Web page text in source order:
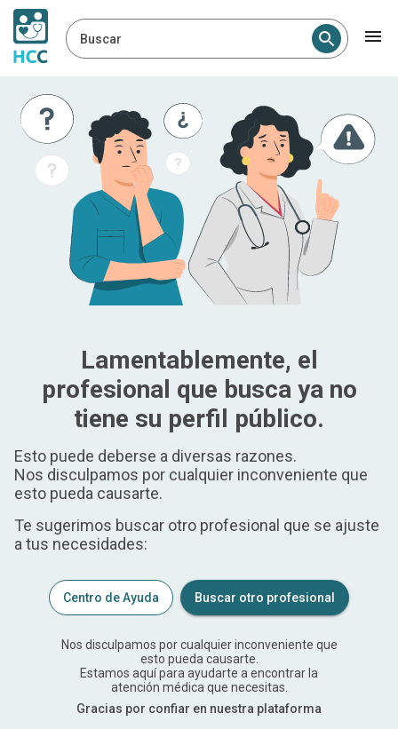
Buscar
Lamentablemente, el
profesional que busca ya no
tiene su perfil público.
Esto puede deberse a diversas razones.
Nos disculpamos por cualquier inconveniente que
esto pueda causarte.
Te sugerimos buscar otro profesional que se ajuste
a tus necesidades:
Centro de Ayuda Buscar otro profesional
Nos disculpamos por cualquier inconveniente que
esto pueda causarte.
Estamos aquí para ayudarte a encontrar la
atención médica que necesitas.
Gracias por confiar en nuestra plataforma